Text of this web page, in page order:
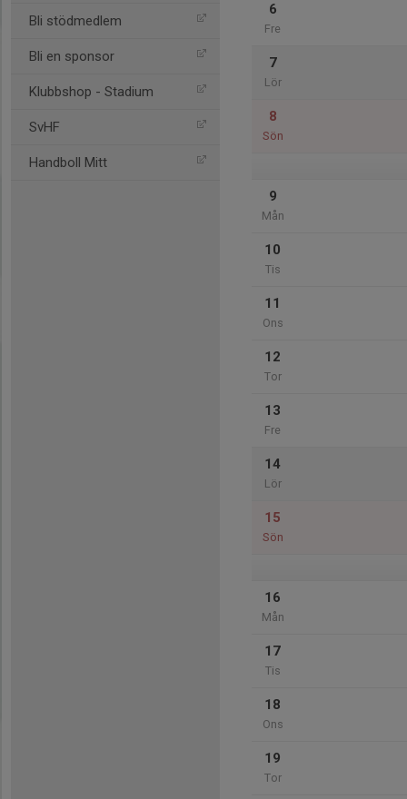
Bli stödmedlem
Bli en sponsor
Klubbshop - Stadium
SvHF
Handboll Mitt
6
Fre
7
Lör
8
Sön
9
Mån
10
Tis
11
Ons
12
Tor
13
Fre
14
Lör
15
Sön
16
Mån
17
Tis
18
Ons
19
Tor